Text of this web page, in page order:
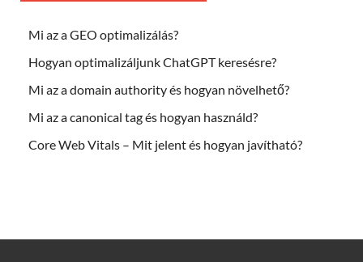
Mi az a GEO optimalizálás?
Hogyan optimalizáljunk ChatGPT keresésre?
Mi az a domain authority és hogyan növelhető?
Mi az a canonical tag és hogyan használd?
Core Web Vitals – Mit jelent és hogyan javítható?